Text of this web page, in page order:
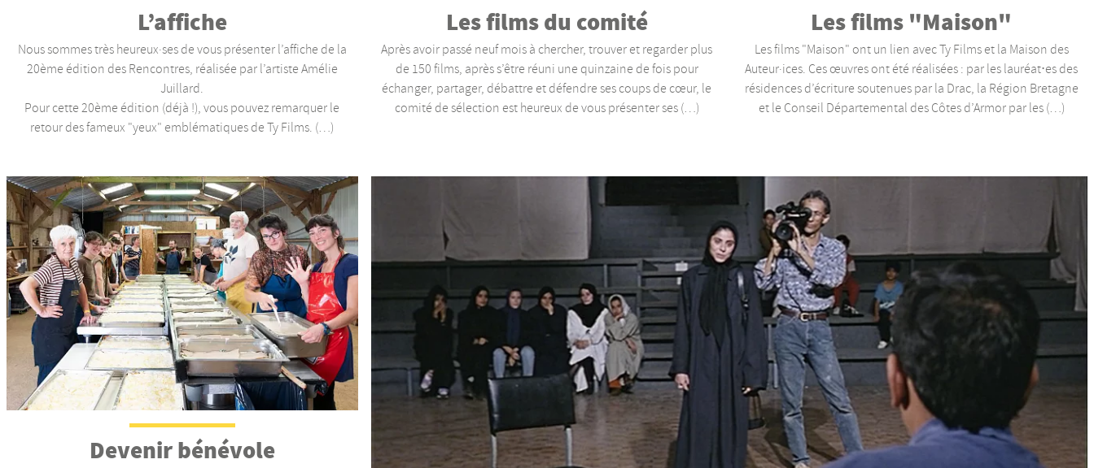
L’affiche
Nous sommes très heureux·ses de vous présenter l’affiche de la
20ème édition des Rencontres, réalisée par l’artiste Amélie
Juillard.
Pour cette 20ème édition (déjà !), vous pouvez remarquer le
retour des fameux "yeux" emblématiques de Ty Films. (…)
Les films du comité
Après avoir passé neuf mois à chercher, trouver et regarder plus
de 150 films, après s’être réuni une quinzaine de fois pour
échanger, partager, débattre et défendre ses coups de cœur, le
comité de sélection est heureux de vous présenter ses (…)
Les films "Maison"
Les films "Maison" ont un lien avec Ty Films et la Maison des
Auteur·ices. Ces œuvres ont été réalisées : par les lauréat⋅es des
résidences d’écriture soutenues par la Drac, la Région Bretagne
et le Conseil Départemental des Côtes d’Armor par les (…)
Devenir bénévole